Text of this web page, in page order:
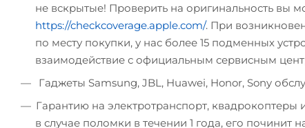
не вскрытые! Проверить на оригинальность вы
https://checkcoverage.apple.com/. При
по месту покупки, у нас более 15 подменных
взаимодействие с официальным сервисным
Гаджеты Samsung, JBL, Huawei, Honor, Sony
Гарантию на электротранспорт,
в случае поломки в течении 1 года, его